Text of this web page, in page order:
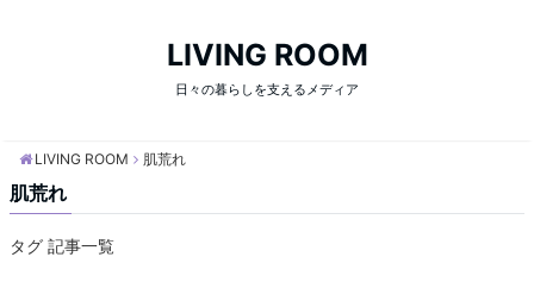
LIVING ROOM
日々の暮らしを支えるメディア
LIVING ROOM 肌荒れ
肌荒れ
タグ 記事一覧